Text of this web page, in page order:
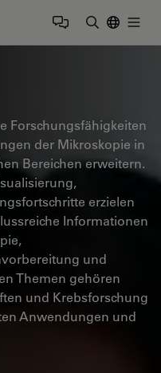
Forschungsfähigkeiten
der Mikroskopie in
Bereichen erweitern.
erzielen
Informationen
und
Themen gehören
und Krebsforschung
Anwendungen und